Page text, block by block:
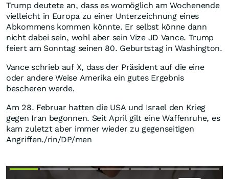
Trump deutete an, dass es womöglich am Wochenende
vielleicht in Europa zu einer Unterzeichnung eines
Abkommens kommen könnte. Er selbst könne dann
nicht dabei sein, wohl aber sein Vize JD Vance. Trump
feiert am Sonntag seinen 80. Geburtstag in Washington.
Vance schrieb auf X, dass der Präsident auf die eine
oder andere Weise Amerika ein gutes Ergebnis
bescheren werde.
Am 28. Februar hatten die USA und Israel den Krieg
gegen Iran begonnen. Seit April gilt eine Waffenruhe, es
kam zuletzt aber immer wieder zu gegenseitigen
Angriffen./rin/DP/men